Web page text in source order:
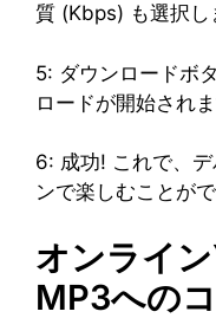
質 (Kbps) も選択し
5: ダウンロードボ
ロードが開始されま
6: 成功! これで、
ンで楽しむことがで
オンライ
MP3への